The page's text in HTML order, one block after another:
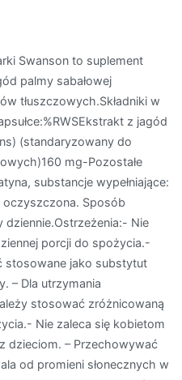
Swanson to suplement
palmy sabałowej
tłuszczowych.Składniki w
z jagód
(standaryzowany do
mg-Pozostałe
substancje wypełniające:
Sposób
dziennie.Ostrzeżenia:- Nie
porcji do spożycia.-
stosowane jako substytut
– Dla utrzymania
stosować zróżnicowaną
Nie zaleca się kobietom
dzieciom. – Przechowywać
od promieni słonecznych w